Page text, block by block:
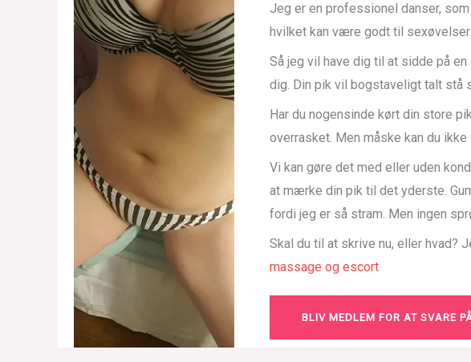
Jeg er en professionel danser,
hvilket kan være godt til sexøvelser.
Så jeg vil have dig til at sidde på
dig. Din pik vil bogstaveligt talt stå
Har du nogensinde kørt din store
overrasket. Men måske kan du
Vi kan gøre det med eller uden
at mærke din pik til det yderste.
fordi jeg er så stram. Men ingen
Skal du til at skrive nu, eller hvad?
massage og escort
BLIV MEDLEM FOR AT SVARE